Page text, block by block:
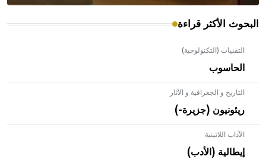
البحوث الأكثر قراءة
التقنيات (التكنولوجية)
الحاسوب
التاريخ و الجغرافية و الآثار
ريئونيون (جزيرة-)
الآداب اللاتينية
إيطالية (الأدب)